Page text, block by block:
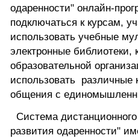
одаренности" онлайн-
подключаться к курсам,
использовать учебные
электронные библиотеки,
образовательной
использовать
общения с
Система
развития одаренности"